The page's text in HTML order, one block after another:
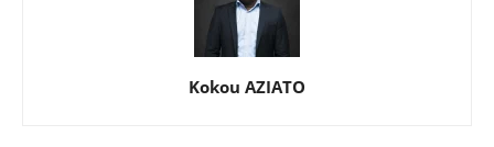
Kokou AZIATO